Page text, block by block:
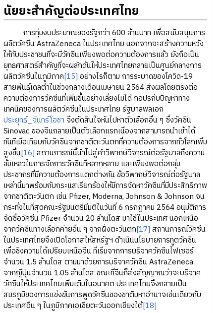
นัยยะสำคัญต่อประเทศไทย
การทุ่มงบประมาณของรัฐกว่า 600 ล้านบาท เพื่อสนับสนุนการ
ผลิตวัคซีน AstraZeneca ในประเทศไทย นอกจากจะสร้างความหวัง
ให้กับประชาชนที่จะมีวัคซีนเพียงพอต่อความต้องการแล้ว ยังถือเป็น
ยุทธศาสตร์สำคัญที่จะผลักดันให้ประเทศไทยกลายเป็นศูนย์กลางการ
ผลิตวัคซีนในภูมิภาค[15] อย่างไรก็ตาม การระบาดของโควิด-19
สายพันธุ์เดลต้าในช่วงกลางเดือนเมษายน 2564 ส่งผลโดยตรงต่อ
ความต้องการวัคซีนที่เพิ่มขึ้นอย่างเลี่ยงไม่ได้ กอปรกับปัญหาทาง
เทคนิคของการผลิตวัคซีนในประเทศไทย รัฐบาลพลเอก
ประยุทธ์_จันทร์โอชา จึงตัดสินใจหันไปหาตัวเลือกอื่น ๆ ซึ่งวัคซีน
Sinovac ของจีนกลายเป็นตัวเลือกแรกเนื่องจากสามารถนำเข้าได้
ทันทีเมื่อเทียบกับวัคซีนจากชาติตะวันตกที่ความต้องการจากทั่วโลกเพิ่ม
สูงขึ้น[16] สถานการณ์นี้นำไปสู่คำวิพากษ์วิจารณ์ต่อรัฐบาลถึงความ
ล้มเหลวในการจัดการวัคซีนที่หลากหลาย และเพียงพอต่อกลุ่ม
ประชากรที่มีความต้องการแตกต่างกัน ข้อวิพากษ์วิจารณ์ต่อรัฐบาล
เหล่านี้มาพร้อมกับกระแสเรียกร้องให้มีการจัดหาวัคซีนที่มีประสิทธิภาพ
จากชาติตะวันตก เช่น Pfizer, Moderna, Johnson & Johnson จน
กระทั่งในที่สุดคณะรัฐมนตรีมีมติในวันที่ 6 กรกฎาคม 2564 อนุมัติการ
จัดซื้อวัคซีน Pfizer จำนวน 20 ล้านโดส มาใช้ในประเทศ นอกเหนือ
จากวัคซีนทางเลือกค่ายอื่น ๆ จากฝั่งตะวันตก[17] สถานการณ์วัคซีน
ในประเทศไทยจึงเปิดโอกาสให้สหรัฐฯ ดำเนินนโยบายการทูตวัคซีน
เพื่อชิงความได้เปรียบเหนือจีน ที่เริ่มจากการบริจาควัคซีนไฟเซอร์
จำนวน 1.5 ล้านโดส ตามมาด้วยการบริจาควัคซีน AstraZeneca
จากญี่ปุ่นจำนวน 1.05 ล้านโดส ขณะที่จีนก็ส่งสัญญาณว่าจะบริจาค
วัคซีนให้ประเทศไทยเพิ่มเติมในอนาคต ประเทศไทยจึงกลายเป็น
สมรภูมิของการแข่งขันการพูดวัคซีนของชาติมหาอำนาจเช่นเดียวกับ
ประเทศอื่น ๆ ในภูมิภาคเอเชียตะวันออกเชียงใต้[18]